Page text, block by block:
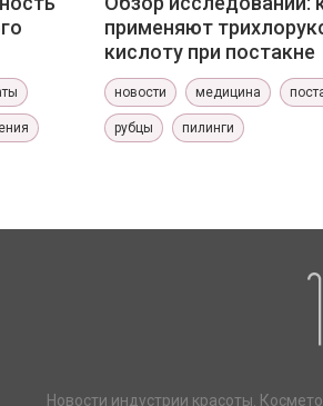
применяют
кислоту при постакне
новости медицина
рубцы пилинги
Новости индустрии красоты.